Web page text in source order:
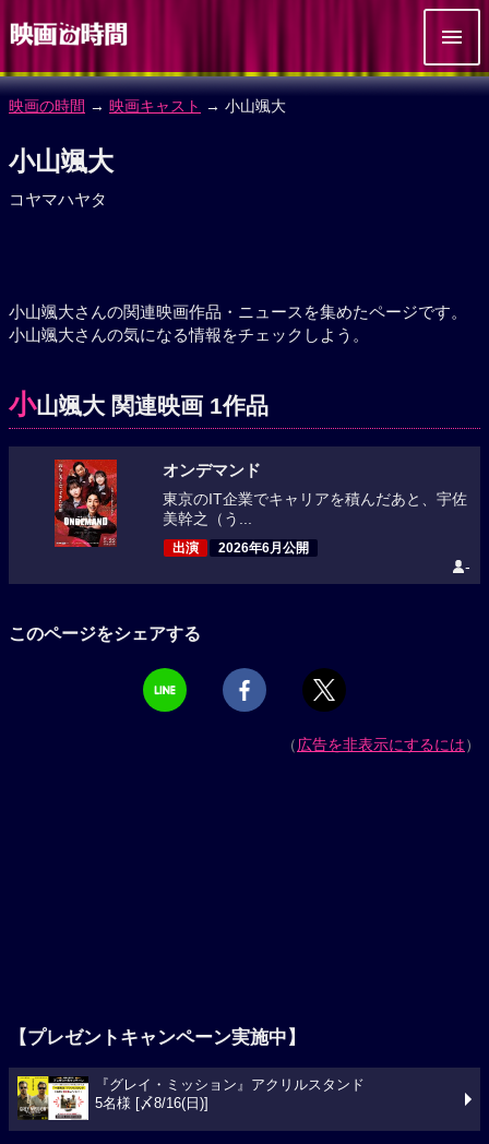
映画の時間 → 映画キャスト → 小山颯大
小山颯大
コヤマハヤタ
小山颯大さんの関連映画作品・ニュースを集めたページです。
小山颯大さんの気になる情報をチェックしよう。
小山颯大 関連映画 1作品
オンデマンド
東京のIT企業でキャリアを積んだあと、宇佐
美幹之（う...
出演 2026年6月公開
-
このページをシェアする
（広告を非表示にするには）
【プレゼントキャンペーン実施中】
『グレイ・ミッション』アクリルスタンド
5名様 [〆8/16(日)]